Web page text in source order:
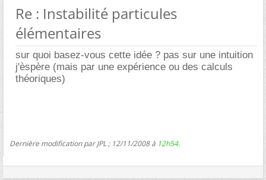
Re : Instabilité particules
élémentaires
sur quoi basez-vous cette idée ? pas sur une intuition
j'èspère (mais par une expérience ou des calculs
théoriques)
Dernière modification par JPL ; 12/11/2008 à 12h54.